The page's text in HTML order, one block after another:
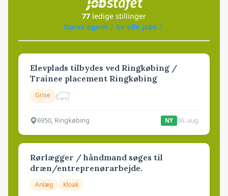
77 ledige stillinger
Opret agent
Se alle jobs
Elevplads tilbydes ved Ringkøbing /
Trainee placement Ringkøbing
Grise
6950, Ringkøbing NY 06. aug.
Rørlægger / håndmand søges til
dræn/entreprenørarbejde.
Anlæg Kloak